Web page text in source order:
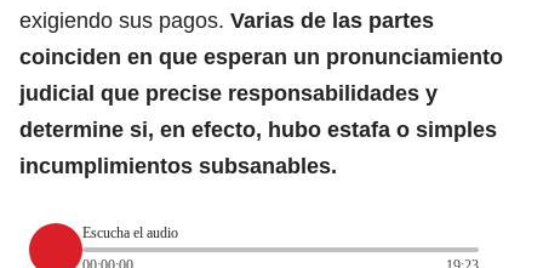
exigiendo sus pagos. Varias de las partes
coinciden en que esperan un pronunciamiento
judicial que precise responsabilidades y
determine si, en efecto, hubo estafa o simples
incumplimientos subsanables.
Escucha el audio